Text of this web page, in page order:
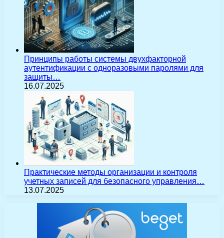
Принципы работы системы двухфакторной
аутентификации с одноразовыми паролями для
защиты…
16.07.2025
Практические методы организации и контроля
учетных записей для безопасного управления…
13.07.2025